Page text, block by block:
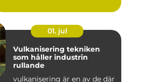
01. jul
Vulkanisering tekniken
som håller industrin
rullande
vulkanisering är en av de där